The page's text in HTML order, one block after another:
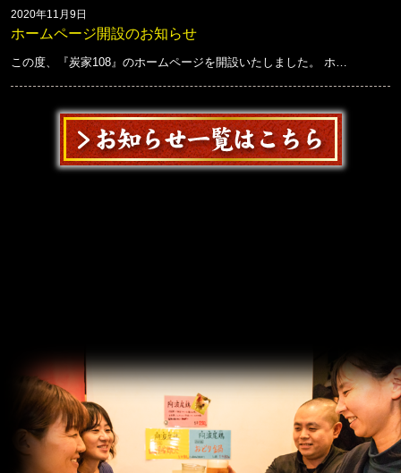
2020年11月9日
ホームページ開設のお知らせ
この度、『炭家108』のホームページを開設いたしました。 ホ…